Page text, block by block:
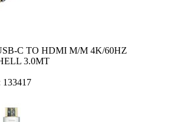
C TO HDMI M/M 4K/60HZ
3.0MT
133417